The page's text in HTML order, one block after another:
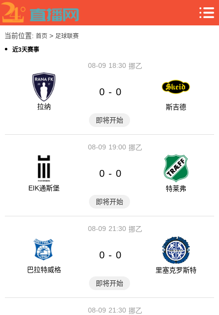
当前位置: 首页> 足球联赛
近3天赛事
18:30
08-09 挪乙
拉纳
0 - 0
斯吉德
即将开始
19:00
08-09 挪乙
EIK通斯堡
0 - 0
特莱弗
即将开始
21:30
08-09 挪乙
巴拉特威格
0 - 0
里塞克罗斯特
即将开始
21:30
08-09 挪乙